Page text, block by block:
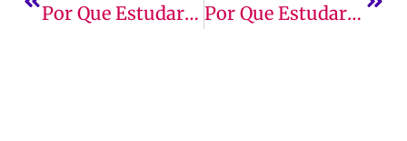
Por Que Estudar Arquitetura E Urbanismo? Por Que Estudar Odontologia?